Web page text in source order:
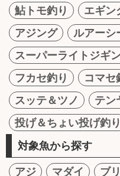
鮎トモ釣り
エギン
アジング
ルアーシ
スーパーライトジギ
フカセ釣り
コマセ
スッテ＆ツノ
テン
投げ＆ちょい投げ釣り
対象魚から探す
アジ マダイ ブリ